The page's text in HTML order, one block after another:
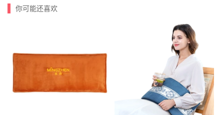
你可能还喜欢